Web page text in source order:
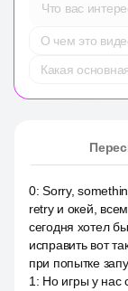
Что вас
О чем это
Какая
0:Sorry,
retry и окей,
сегодня хотел
исправить вот
при попытке
1 : Но игры у нас